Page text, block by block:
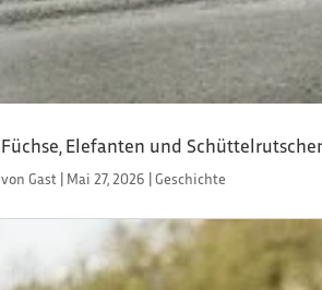
Füchse, Elefanten und
vonGast | Mai 27, 2026 |Geschichte